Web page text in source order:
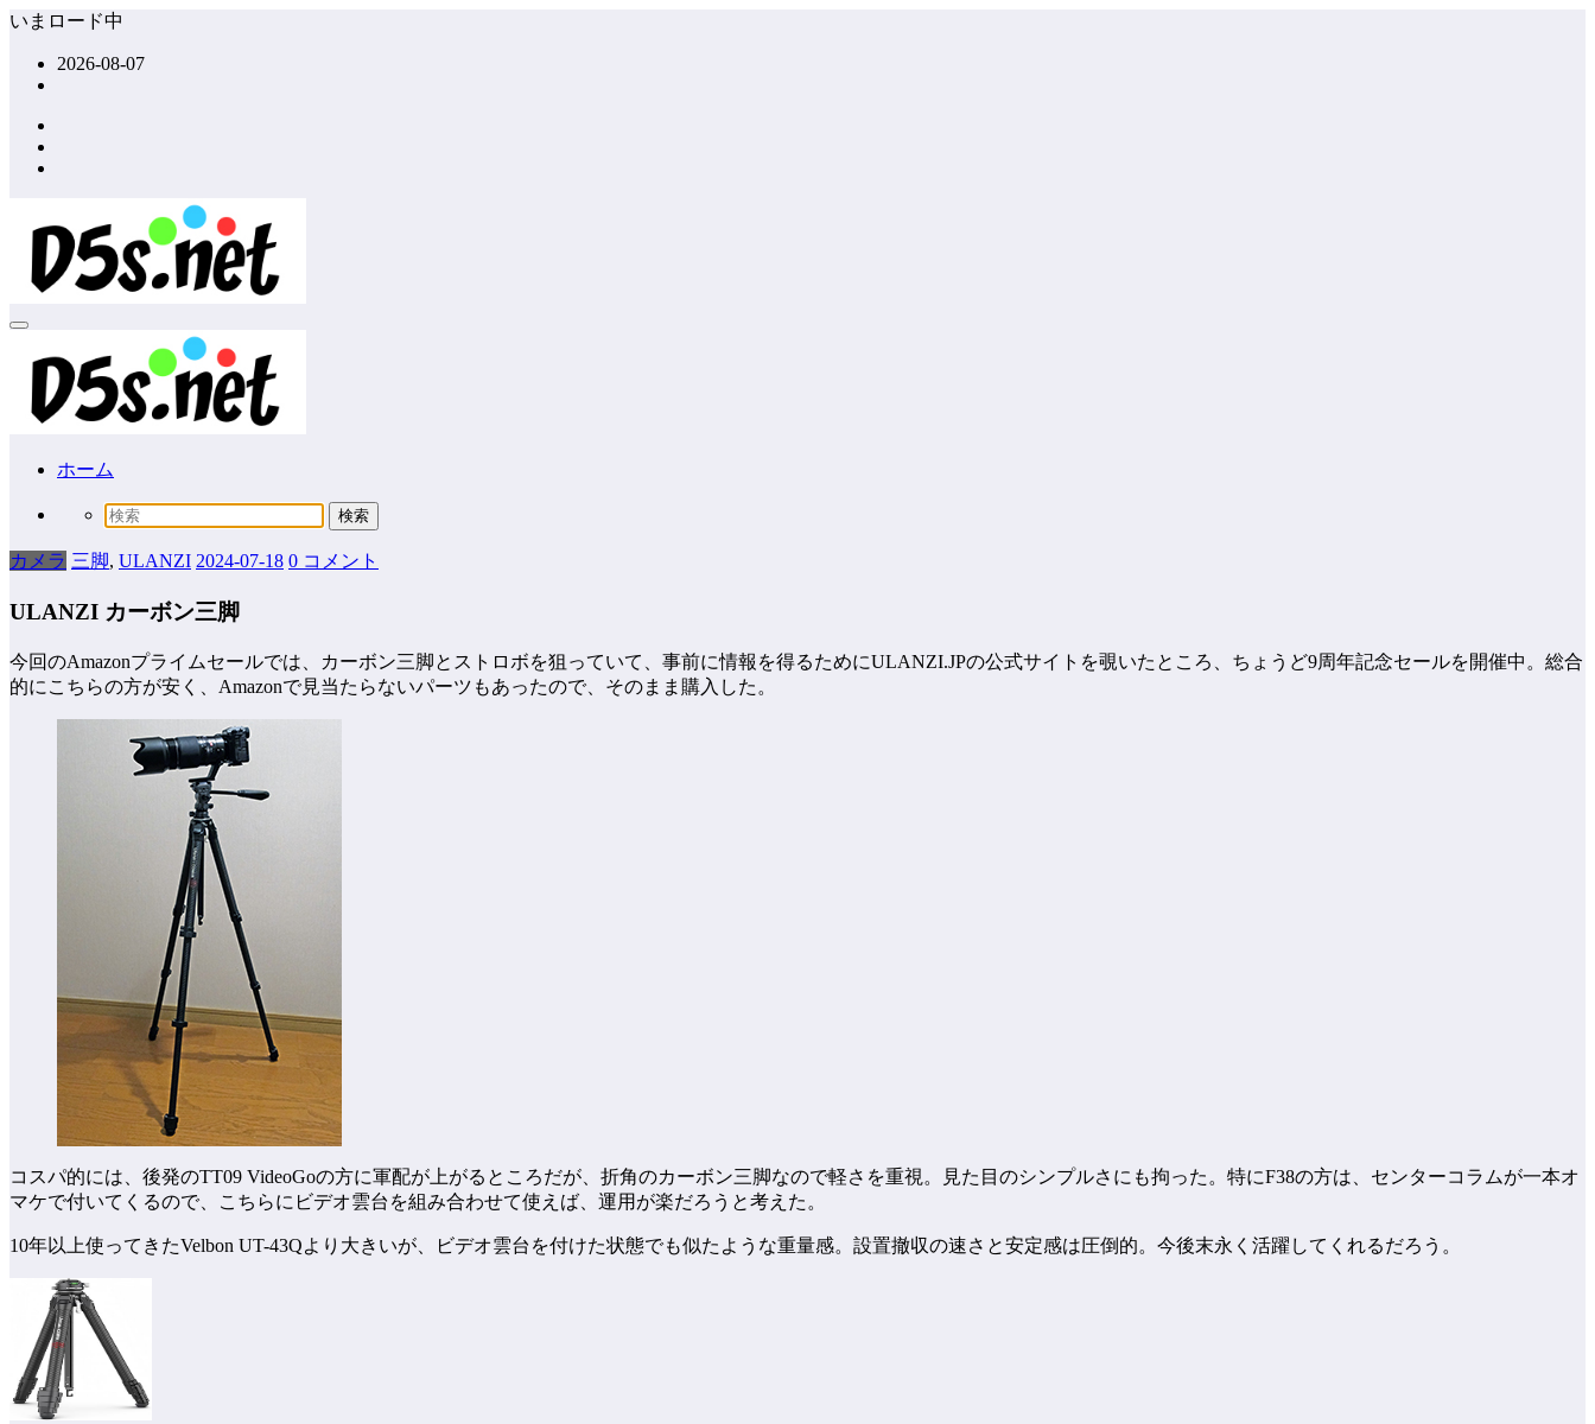
コ
いまロード中
2026-08-07
ホーム
カメラ 三脚, ULANZI 2024-07-18 0 コメント
ULANZI カーボン三脚
今回のAmazonプライムセールでは、カーボン三脚とストロボを狙っていて、事前に情報を得るためにULANZI.JPの公式サイトを覗いたところ、ちょうど9周年記念セールを開催中。総合
的にこちらの方が安く、Amazonで見当たらないパーツもあったので、そのまま購入した。
コスパ的には、後発のTT09 VideoGoの方に軍配が上がるところだが、折角のカーボン三脚なので軽さを重視。見た目のシンプルさにも拘った。特にF38の方は、センターコラムが一本オ
マケで付いてくるので、こちらにビデオ雲台を組み合わせて使えば、運用が楽だろうと考えた。
10年以上使ってきたVelbon UT-43Qより大きいが、ビデオ雲台を付けた状態でも似たような重量感。設置撤収の速さと安定感は圧倒的。今後末永く活躍してくれるだろう。